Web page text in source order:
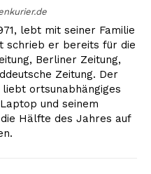
lebt mit seiner Familie
schrieb er bereits für die
Berliner Zeitung,
Zeitung. Der
ortsunabhängiges
und seinem
Hälfte des Jahres auf